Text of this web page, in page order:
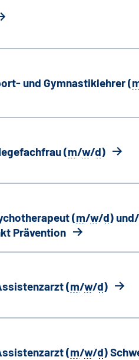
und Gymnastiklehrer (
(m/w/d)
(m/w/d)
Prävention
(m/w/d)
(m/w/d)